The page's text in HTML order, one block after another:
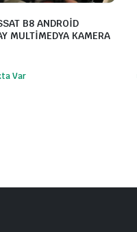
B8 ANDROİD
MULTİMEDYA KAMERA
Var